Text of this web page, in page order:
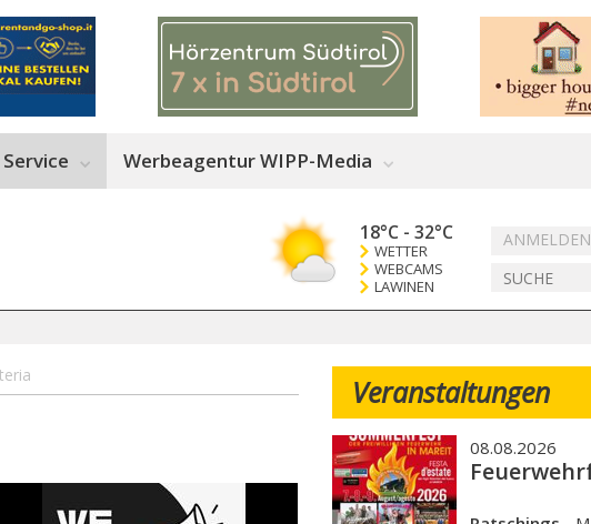
Service Werbeagentur WIPP-Media
ANMELDEN
18°C - 32°C
WETTER
WEBCAMS
LAWINEN
Veranstaltungen
08.08.2026